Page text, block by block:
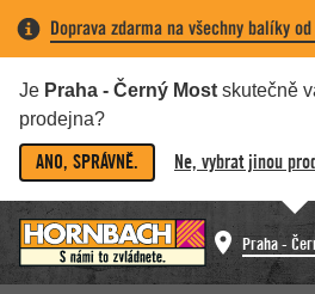
Doprava zdarma na všechny balíky
Je Praha - Černý Most skutečně
prodejna?
ANO, SPRÁVNĚ. Ne, vybrat jinou
Praha -